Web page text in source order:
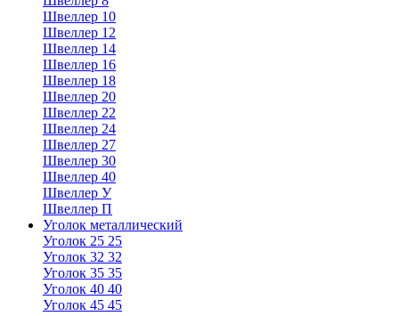
Швеллер 10
Швеллер 12
Швеллер 14
Швеллер 16
Швеллер 18
Швеллер 20
Швеллер 22
Швеллер 24
Швеллер 27
Швеллер 30
Швеллер 40
Швеллер У
Швеллер П
Уголок металлический
Уголок 25 25
Уголок 32 32
Уголок 35 35
Уголок 40 40
Уголок 45 45